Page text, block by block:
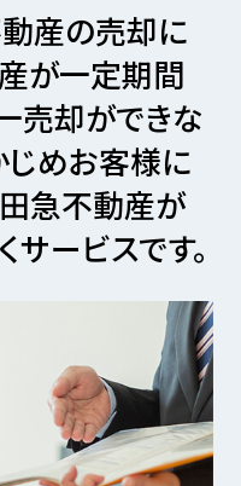
産の売却に
が一定期間
売却ができな
じめお客様に
急不動産が
ービスです。